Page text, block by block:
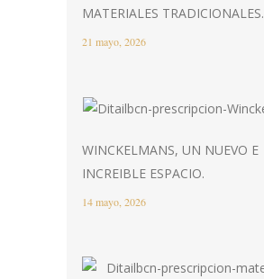
MATERIALES TRADICIONALES.
21 mayo, 2026
WINCKELMANS, UN NUEVO E
INCREIBLE ESPACIO.
14 mayo, 2026